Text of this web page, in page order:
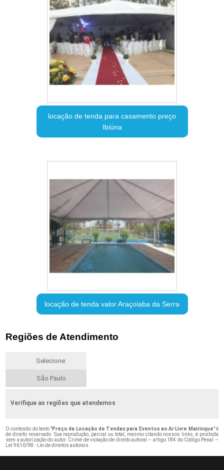
locação de tenda para casamento preço
Ibiúna
locação de tenda valor Araçoiaba da Serra
Regiões de Atendimento
Selecione:
São Paulo
Verifique as regiões que atendemos
O conteúdo do texto "Preço da Locação de Tendas para Eventos ao Ar Livre Mairinque" é
de direito reservado. Sua reprodução, parcial ou total, mesmo citando nossos links, é proibida
sem a autorização do autor. Crime de violação de direito autoral – artigo 184 do Código Penal –
Lei 9610/98 - Lei de direitos autorais